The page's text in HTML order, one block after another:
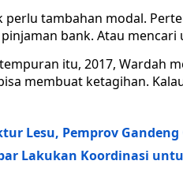
perlu tambahan modal.
bank. Atau mencari
itu, 2017, Wardah
membuat ketagihan.
Lesu, Pemprov Gandeng
Lakukan Koordinasi